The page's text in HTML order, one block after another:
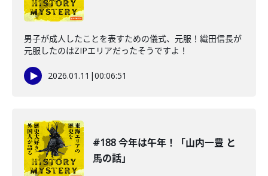
男子が成人したことを表すための儀式、元服！織田信長が
元服したのはZIPエリアだったそうですよ！
2026.01.11 |00:06:51
#188 今年は午年！「山内一豊 と
馬の話」